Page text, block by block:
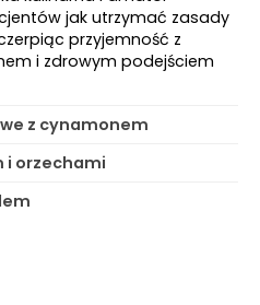
jak utrzymać zasady
przyjemność z
i zdrowym podejściem
z cynamonem
i orzechami